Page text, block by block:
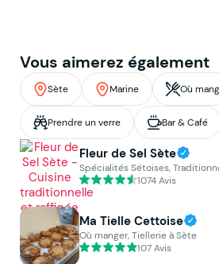
Vous aimerez également
Sète Marine Où
Prendre un verre Bar & Café
Fleur de Sel Sète
Spécialités Sétoises,
1074 Avis
Ma Tielle Cettoise
Où manger, Tiellerie à Sète
107 Avis